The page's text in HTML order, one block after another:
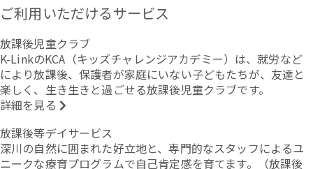
ご利用いただけるサービス
放課後児童クラブ
K-LinkのKCA（キッズチャレンジアカデミー）は、就労など
により放課後、保護者が家庭にいない子どもたちが、友達と
楽しく、生き生きと過ごせる放課後児童クラブです。
詳細を見る
放課後等デイサービス
深川の自然に囲まれた好立地と、専門的なスタッフによるユ
ニークな療育プログラムで自己肯定感を育てます。（放課後